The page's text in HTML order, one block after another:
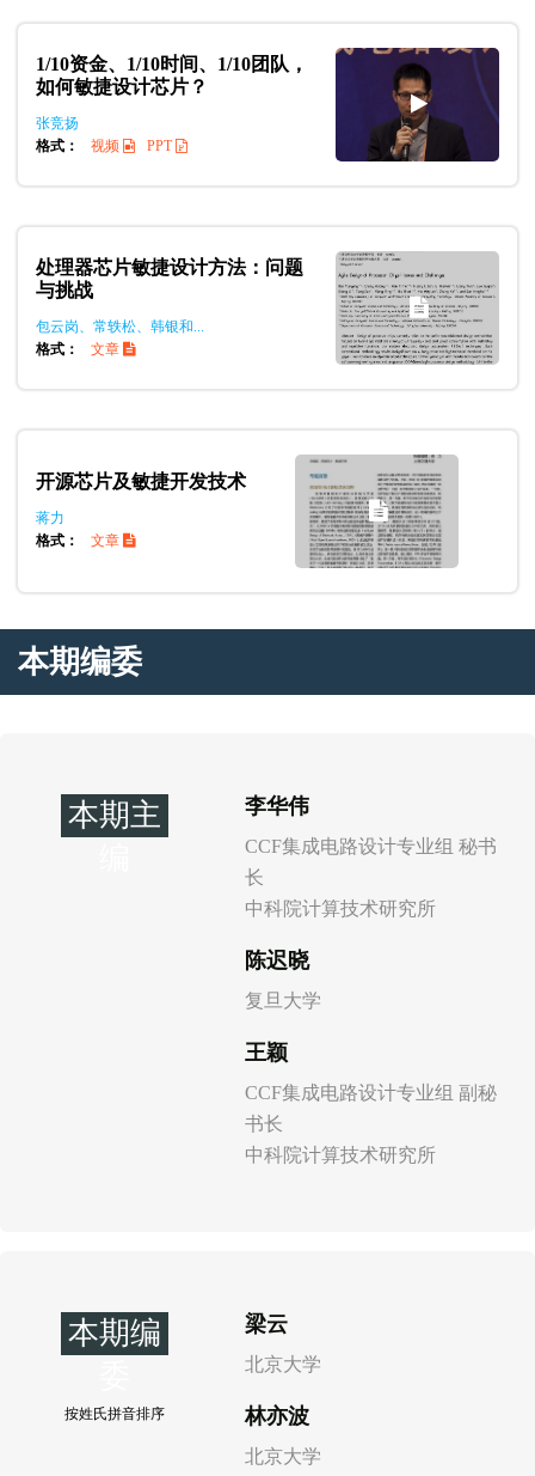
1/10资金、1/10时间、1/10团队，
如何敏捷设计芯片？
张竞扬
格式：
视频 PPT
处理器芯片敏捷设计方法：问题
与挑战
包云岗、常轶松、韩银和...
格式：
文章
开源芯片及敏捷开发技术
蒋力
格式：
文章
本期编委
本期主
李华伟
CCF集成电路设计专业组 秘书
长
中科院计算技术研究所
陈迟晓
复旦大学
王颖
CCF集成电路设计专业组 副秘
书长
中科院计算技术研究所
本期编
按姓氏拼音排序
梁云
北京大学
林亦波
北京大学